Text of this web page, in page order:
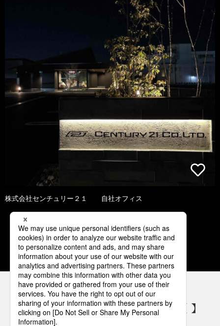
株式会社センチュリー２１ 自社オフィス
1 2 3 4 5
パナソニックの電気設備 SNSアカウント